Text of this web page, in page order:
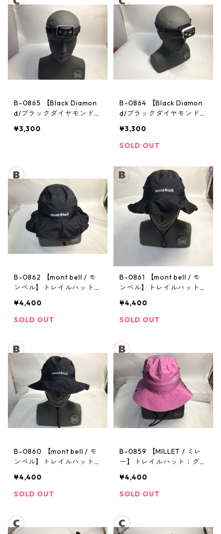
B-0865 【Black Diamon
d/ブラックダイヤモンド】
¥3,300
B-0864 【Black Diamon
d/ブラックダイヤモンド】
¥3,300
SOLD OUT
B-0862 【mont bell / モ
ンベル】トレイルハット：
ハット Men's ブラック Lサ
イズ
¥4,400
SOLD OUT
B-0861 【mont bell / モ
ンベル】トレイルハット：
ハット Men's ブラック Lサ
イズ
¥4,400
SOLD OUT
B-0860 【mont bell / モ
ンベル】トレイルハット：
ハット Men's ブラック Lサ
イズ
¥4,400
SOLD OUT
B-0859 【MILLET / ミレ
ー】トレイルハット：グラ
ト ピンク Mサイズ
¥4,400
SOLD OUT